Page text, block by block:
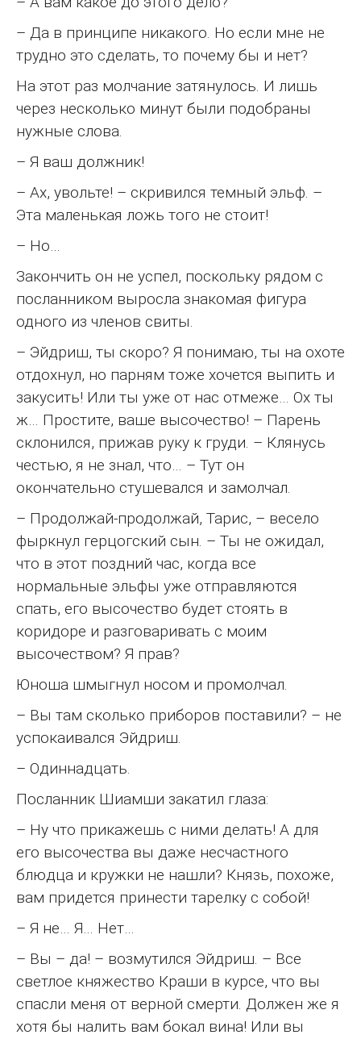
– Да в принципе никакого. Но если мне не
трудно это сделать, то почему бы и нет?
На этот раз молчание затянулось. И лишь
через несколько минут были подобраны
нужные слова.
– Я ваш должник!
– Ах, увольте! – скривился темный эльф. –
Эта маленькая ложь того не стоит!
– Но…
Закончить он не успел, поскольку рядом с
посланником выросла знакомая фигура
одного из членов свиты.
– Эйдриш, ты скоро? Я понимаю, ты на охоте
отдохнул, но парням тоже хочется выпить и
закусить! Или ты уже от нас отмеже… Ох ты
ж… Простите, ваше высочество! – Парень
склонился, прижав руку к груди. – Клянусь
честью, я не знал, что… – Тут он
окончательно стушевался и замолчал.
– Продолжай-продолжай, Тарис, – весело
фыркнул герцогский сын. – Ты не ожидал,
что в этот поздний час, когда все
нормальные эльфы уже отправляются
спать, его высочество будет стоять в
коридоре и разговаривать с моим
высочеством? Я прав?
Юноша шмыгнул носом и промолчал.
– Вы там сколько приборов поставили? – не
успокаивался Эйдриш.
– Одиннадцать.
Посланник Шиамши закатил глаза:
– Ну что прикажешь с ними делать! А для
его высочества вы даже несчастного
блюдца и кружки не нашли? Князь, похоже,
вам придется принести тарелку с собой!
– Я не… Я… Нет…
– Вы – да! – возмутился Эйдриш. – Все
светлое княжество Краши в курсе, что вы
спасли меня от верной смерти. Должен же я
хотя бы налить вам бокал вина! Или вы